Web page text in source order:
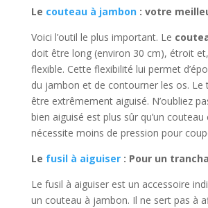
Le couteau à jambon : votre
Voici l’outil le plus important. Le
doit être long (environ 30 cm), étroit
flexible. Cette flexibilité lui permet
du jambon et de contourner les os. Le
être extrêmement aiguisé. N’oubliez
bien aiguisé est plus sûr qu’un
nécessite moins de pression pour
Le fusil à aiguiser : Pour un
Le fusil à aiguiser est un accessoire
un couteau à jambon. Il ne sert pas à